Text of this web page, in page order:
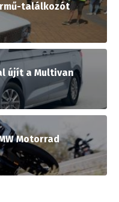
találkozót
újít a Multivan
Motorrad